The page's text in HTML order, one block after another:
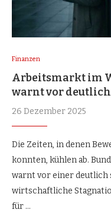
Finanzen
Arbeitsmarkt im
warnt vor
26 Dezember 2025
Die Zeiten, in denen
konnten, kühlen ab.
warnt vor einer deutlich
wirtschaftliche
für …